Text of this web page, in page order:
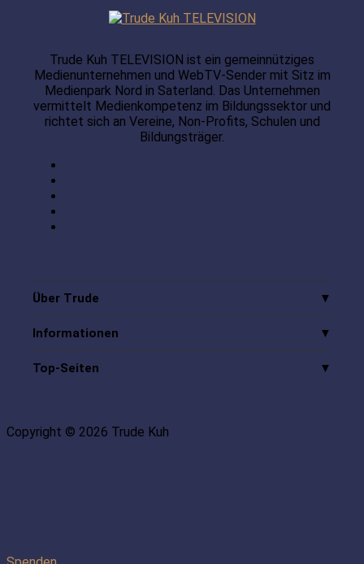
Trude Kuh TELEVISION ist ein gemeinnütziges
Medienunternehmen und WebTV-Sender mit Sitz im
Medienpark Nord in Saterland. Das Unternehmen
vermittelt Medienkompetenz im Bildungssektor und
richtet sich an Vereine, Non-Profits, Schulen und
Bildungsträger.
Über Trude
Informationen
Top-Seiten
Copyright © 2026 Trude Kuh